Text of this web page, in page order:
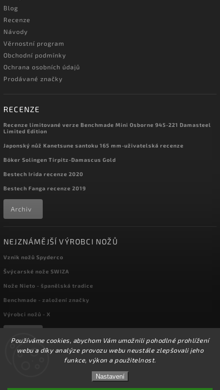
Používáme cookies, abychom Vám umožnili pohodlné prohlížení
webu a díky analýze provozu webu neustále zlepšovali jeho
funkce, výkon a použitelnost.
Nastavení
☀️Ve dnech 3-14.8 2026 máme zavřeno z důvodu
DOVOLENÉ. Eshop zůstává v provozu, objednávky
budeme zpracovávat v pondělí 17.8.2026. Děkujeme za
pochopení.☀️
Blog
Recenze
Návody
Věrnostní program
Obchodní podmínky
Ochrana osobních údajů
Prodávané značky
RECENZE
Recenze limitované verze Benchmade Mini Osborne 945-221 Damasteel
Limited Edition
Japonský nůž Kanetsune santoku 165 mm-uživatelská recenze
Böker Solingen Tirpitz-Damascus Gold
Bestech Irida recenze 2020
Bestech Fanga recenze 2019
Archiv
NEJZNÁMĚJŠÍ VÝROBCI NOŽŮ
Vznik nožů Spyderco
Švýcarské nože SWIZA
Nože Nieto - španělská tradice
Benchmade - založení značky
Výrobci nožů - X
kapesni-noze.cz
Upravit nastavení cookies